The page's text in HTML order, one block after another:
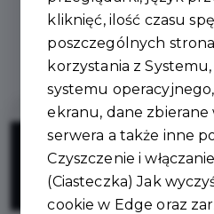
Regulamin i
kliknięć, ilość czasu
poszczególnych
korzystania z
systemu
ekranu, dane zbierane
serwera a także inne
Czyszczenie i
(Ciasteczka) Jak
cookie w Edge oraz